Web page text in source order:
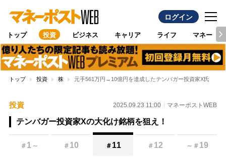
ログイン
トップ 投資 ビジネス キャリア ライフ マネー
トップ 投資 株 元手561万円→10億円を達成したテンバガー投資家X氏 「
投資 2025.09.23 11:00 マネーポストWEB
テンバガー投資家Xの大化け銘柄を狙え！
＃ 1 ～ ＃ 10 ＃ 11 ＃ 12 ～ ＃ 19